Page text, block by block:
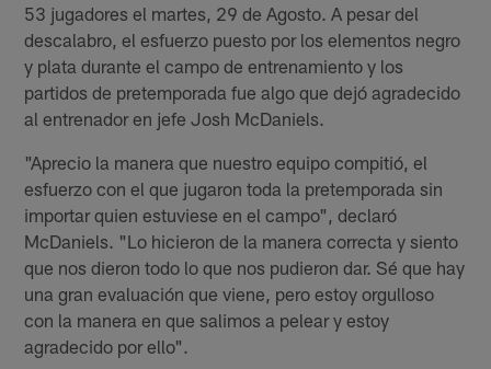
53 jugadores el martes, 29 de Agosto. A pesar del
descalabro, el esfuerzo puesto por los elementos negro
y plata durante el campo de entrenamiento y los
partidos de pretemporada fue algo que dejó agradecido
al entrenador en jefe Josh McDaniels.
"Aprecio la manera que nuestro equipo compitió, el
esfuerzo con el que jugaron toda la pretemporada sin
importar quien estuviese en el campo", declaró
McDaniels. "Lo hicieron de la manera correcta y siento
que nos dieron todo lo que nos pudieron dar. Sé que hay
una gran evaluación que viene, pero estoy orgulloso
con la manera en que salimos a pelear y estoy
agradecido por ello".